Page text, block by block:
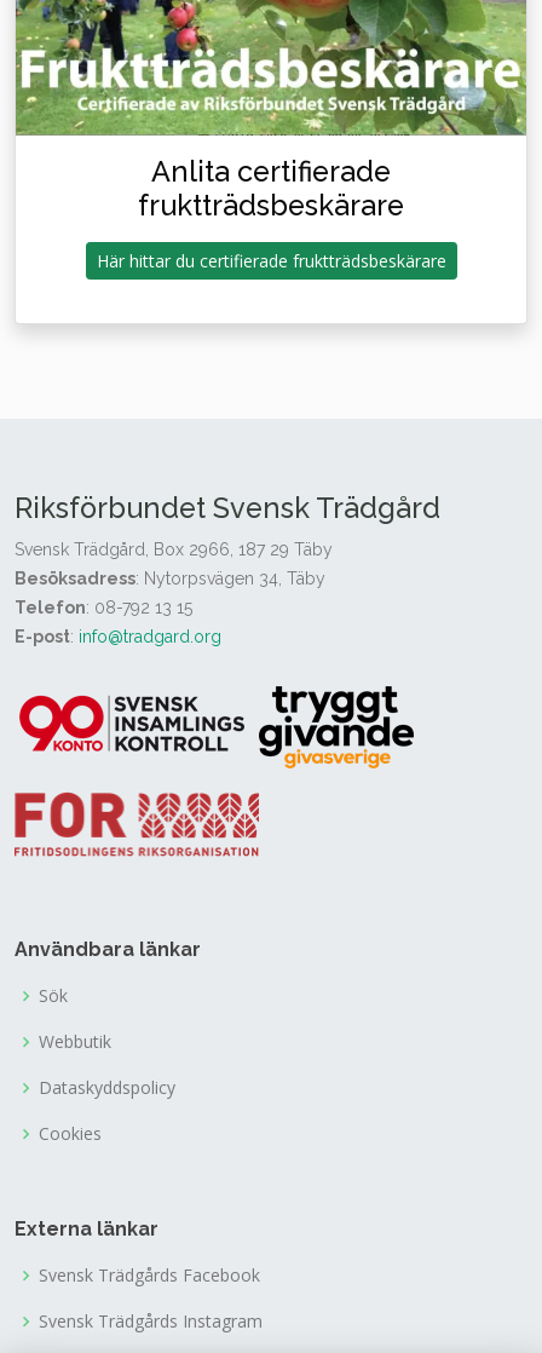
Anlita certifierade
fruktträdsbeskärare
Här hittar du certifierade fruktträdsbeskärare
Riksförbundet Svensk Trädgård
Svensk Trädgård, Box 2966, 187 29 Täby
Besöksadress: Nytorpsvägen 34, Täby
Telefon: 08-792 13 15
E-post: info@tradgard.org
Användbara länkar
Sök
Webbutik
Dataskyddspolicy
Cookies
Externa länkar
Svensk Trädgårds Facebook
Svensk Trädgårds Instagram